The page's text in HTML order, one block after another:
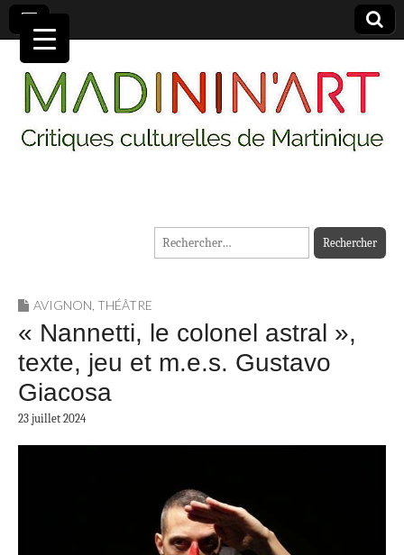
MADININ'ART
Rechercher :
AVIGNON, THÉÂTRE
« Nannetti, le colonel astral »,
texte, jeu et m.e.s. Gustavo
Giacosa
23 juillet 2024